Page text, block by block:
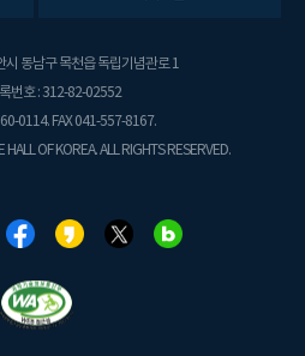
시 동남구 목천읍 독립기념관로 1
번호 : 312-82-02552
0114. FAX 041-557-8167.
OF KOREA. ALL RIGHTS RESERVED.